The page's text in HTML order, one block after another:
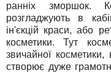
ранніх зморшок.
розгладжують в
ін'єкцій краси, або
косметики. Тут
звичайної
створює дуже